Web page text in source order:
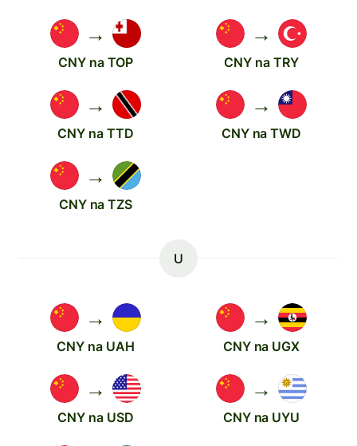
→
CNY na TOP
→
CNY na TRY
→
CNY na TTD
→
CNY na TWD
→
CNY na TZS
U
→
CNY na UAH
→
CNY na UGX
→
CNY na USD
→
CNY na UYU